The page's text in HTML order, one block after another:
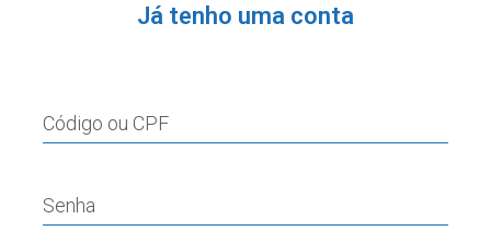
Já tenho uma conta
Código ou CPF
Senha